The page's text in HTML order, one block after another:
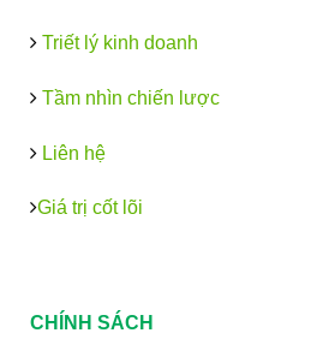
Triết lý kinh doanh
Tầm nhìn chiến lược
Liên hệ
Giá trị cốt lõi
CHÍNH SÁCH